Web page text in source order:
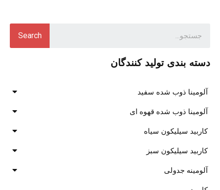
Search
دسته بندی تولید کنندگان
آلومینا ذوب شده سفید
آلومینا ذوب شده قهوه ای
کاربید سیلیکون سیاه
کاربید سیلیکون سبز
آلومینه جدولی